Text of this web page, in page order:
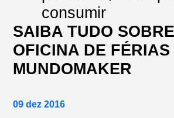
consumir
SAIBA TUDO
OFICINA DE FÉRIAS
MUNDOMAKER
09 dez 2016